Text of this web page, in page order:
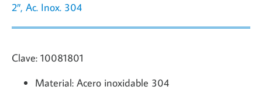
2″, Ac. Inox. 304
Clave: 10081801
Material: Acero inoxidable 304